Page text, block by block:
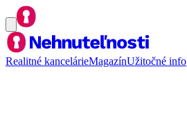
Realitné kancelárieMagazínUžitočné info